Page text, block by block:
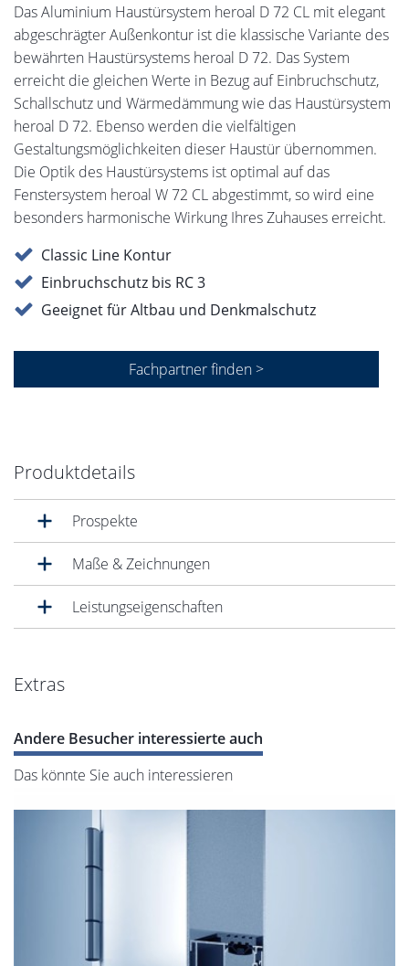
Das Aluminium Haustürsystem heroal D 72 CL mit elegant
abgeschrägter Außenkontur ist die klassische Variante des
bewährten Haustürsystems heroal D 72. Das System
erreicht die gleichen Werte in Bezug auf Einbruchschutz,
Schallschutz und Wärmedämmung wie das Haustürsystem
heroal D 72. Ebenso werden die vielfältigen
Gestaltungsmöglichkeiten dieser Haustür übernommen.
Die Optik des Haustürsystems ist optimal auf das
Fenstersystem heroal W 72 CL abgestimmt, so wird eine
besonders harmonische Wirkung Ihres Zuhauses erreicht.
Classic Line Kontur
Einbruchschutz bis RC 3
Geeignet für Altbau und Denkmalschutz
Fachpartner finden >
Produktdetails
Prospekte
Maße & Zeichnungen
Leistungseigenschaften
Extras
Andere Besucher interessierte auch
Das könnte Sie auch interessieren